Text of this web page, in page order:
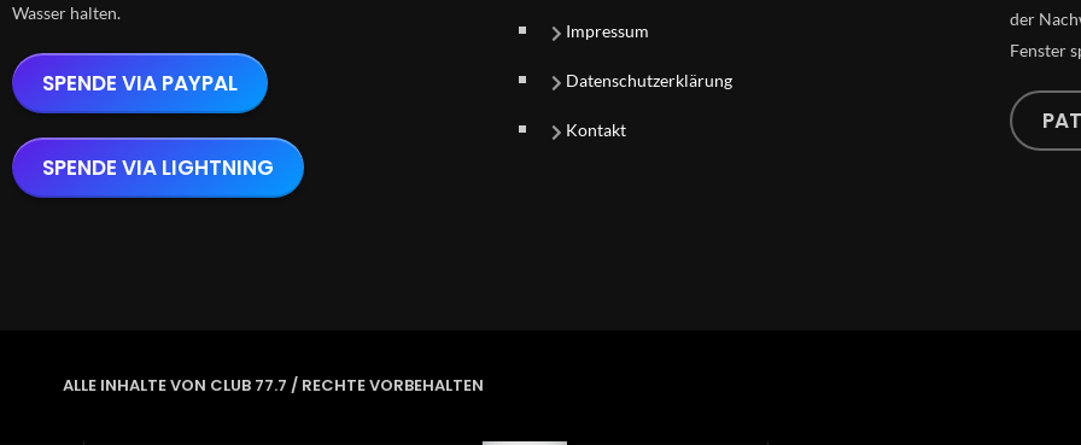
Wasser halten.
SPENDE VIA PAYPAL
SPENDE VIA LIGHTNING
Impressum
Datenschutzerklärung
Kontakt
der
Fenster
ALLE INHALTE VON CLUB 77.7 / RECHTE VORBEHALTEN